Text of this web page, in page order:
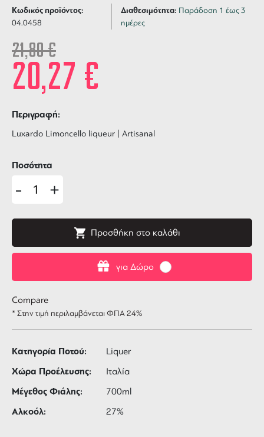
Κωδικός προϊόντος:
04.0458
Διαθεσιμότητα: Παράδοση 1 έως 3
ημέρες
21,80€
20,27 €
Περιγραφή:
Luxardo Limoncello liqueur | Artisanal
για Δώρο
Ποσότητα
- +
Προσθήκη στο καλάθι
Compare
* Στην τιμή περιλαμβάνεται ΦΠΑ 24%
Κατηγορία Ποτού: Liquer
Χώρα Προέλευσης: Ιταλία
Μέγεθος Φιάλης: 700ml
Αλκοόλ: 27%